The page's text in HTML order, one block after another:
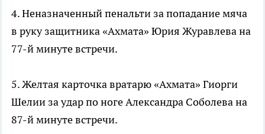
4. Неназначенный пенальти за попадание мяча
в руку защитника «Ахмата» Юрия Журавлева на
77-й минуте встречи.
5. Желтая карточка вратарю «Ахмата» Гиорги
Шелии за удар по ноге Александра Соболева на
87-й минуте встречи.